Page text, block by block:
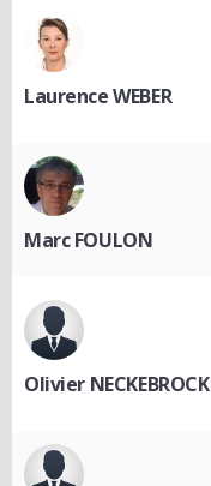
Laurence WEBER
Marc FOULON
Olivier NECKEBROCK